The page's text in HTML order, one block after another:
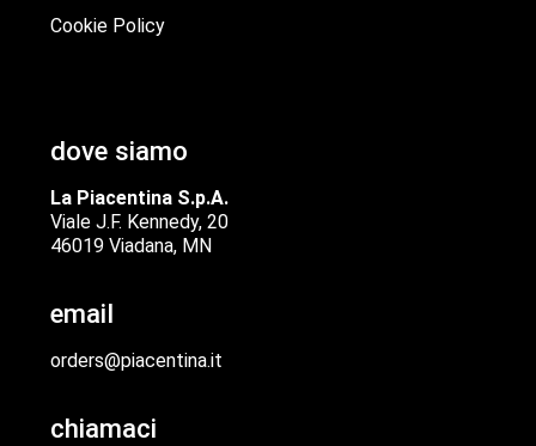
Cookie Policy
dove siamo
La Piacentina S.p.A.
Viale J.F. Kennedy, 20
46019 Viadana, MN
email
orders@piacentina.it
chiamaci